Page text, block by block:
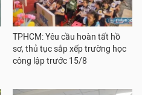
TPHCM: Yêu cầu hoàn tất hồ
sơ, thủ tục sắp xếp trường học
công lập trước 15/8